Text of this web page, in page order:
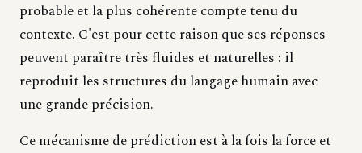
probable et la plus cohérente compte tenu du
contexte. C'est pour cette raison que ses réponses
peuvent paraître très fluides et naturelles : il
reproduit les structures du langage humain avec
une grande précision.
Ce mécanisme de prédiction est à la fois la force et